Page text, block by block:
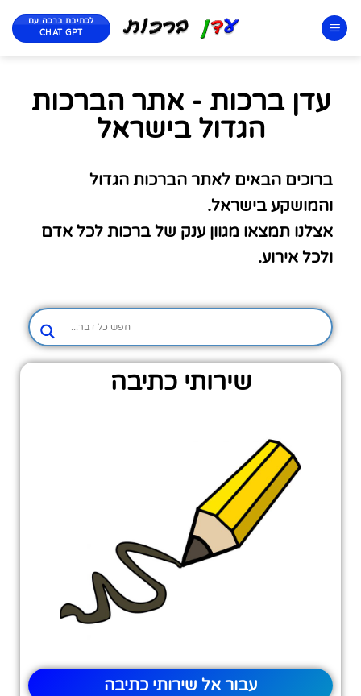
לכתיבת ברכה עם
CHAT GPT
עדן ברכות - אתר הברכות
הגדול בישראל
ברוכים הבאים לאתר הברכות הגדול
והמושקע בישראל.
אצלנו תמצאו מגוון ענק של ברכות לכל אדם
ולכל אירוע.
שירותי כתיבה
עבור אל שירותי כתיבה